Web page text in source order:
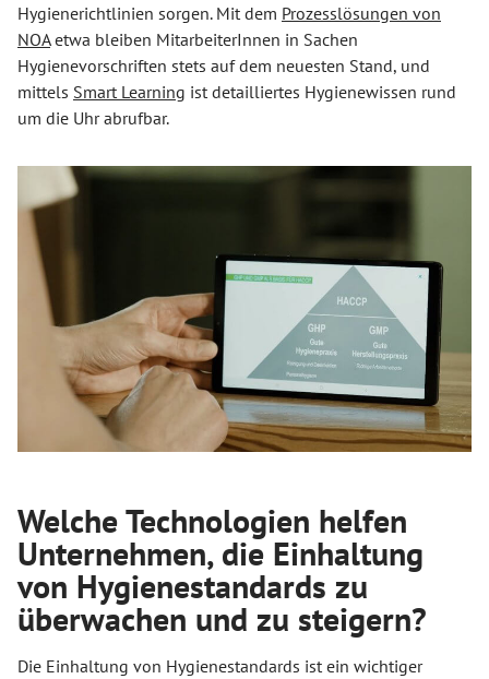
Hygienerichtlinien sorgen. Mit dem Prozesslösungen von
NOAetwa bleiben MitarbeiterInnen in Sachen
Hygienevorschriften stets auf dem neuesten Stand, und
mittels Smart Learning ist detailliertes Hygienewissen rund
um die Uhr abrufbar.
Welche Technologien helfen
Unternehmen, die Einhaltung
von Hygienestandards zu
überwachen und zu steigern?
Die Einhaltung von Hygienestandards ist ein wichtiger